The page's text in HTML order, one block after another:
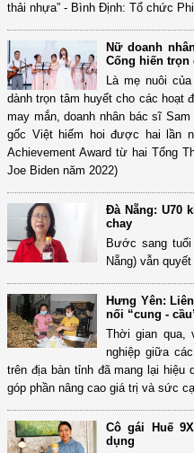
thải nhựa” - Bình Định: Tổ chức
Nữ doanh
Cống hiến
Là mẹ nuôi
dành trọn tâm huyết cho các hoạt
may mắn, doanh nhân bác sĩ
gốc Việt hiếm hoi được hai lần
Achievement Award từ hai Tổng
Joe Biden năm 2022)
Đà Nẵng: U70
chay
Bước sang
Nẵng) vẫn
Hưng Yên:
nối “cung -
Thời gian qua,
nghiệp giữa
trên địa bàn tỉnh đã mang lại hiệu
góp phần nâng cao giá trị và sức
Cô gái Huế
dụng